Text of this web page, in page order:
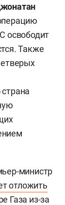
освободит
Также
страна
министр
отложить
Газа из-за